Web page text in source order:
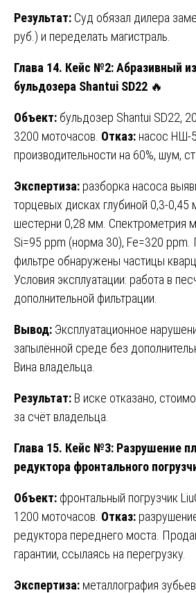
Результат: Суд обязал дилера
руб.) и переделать магистраль.
Глава 14. Кейс №2: Абразивный
бульдозера Shantui SD22 🔥
Объект: бульдозер Shantui SD22,
3200 моточасов. Отказ: насос НШ-
производительности на 60%, шум,
Экспертиза: разборка насоса
торцевых дисках глубиной 0,3-0,45
шестерни 0,28 мм. Спектрометрия
Si=95 ppm (норма 30), Fe=320
фильтре обнаружены частицы
Условия эксплуатации: работа в
дополнительной фильтрации.
Вывод: Эксплуатационное
запылённой среде без
Вина владельца.
Результат: В иске отказано,
за счёт владельца.
Глава 15. Кейс №3: Разрушение
редуктора фронтального
Объект: фронтальный погрузчик
1200 моточасов. Отказ:
редуктора переднего моста.
гарантии, ссылаясь на перегрузку.
Экспертиза: металлография